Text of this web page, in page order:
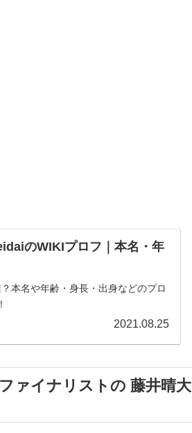
のWIKIプロフ｜本名・年
本名や年齢・身長・出身などのプロ
2021.08.25
ァイナリストの 藤井晴大